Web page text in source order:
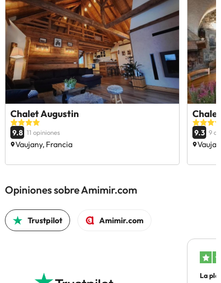
Chalet Augustin
9.8 11 opiniones
Vaujany, Francia
9.3 9
Opiniones sobre Amimir.com
Trustpilot Amimir.com
La